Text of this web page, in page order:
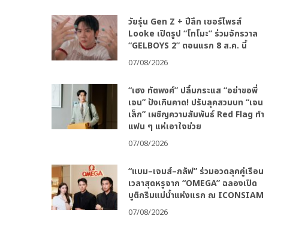
วัยรุ่น Gen Z + ปีลึก เซอร์ไพรส์
Looke เปิดรูป “โทโมะ” ร่วมจักรวาล
“GELBOYS 2” ตอนแรก 8 ส.ค. นี้
07/08/2026
“เฮง ทัตพงศ์” ปลื้มกระแส “อย่าขอพี่
เจน” ปังเกินคาด! ปรับลุคสวมบท “เจน
เล็ก” เผชิญความสัมพันธ์ Red Flag ทำ
แฟน ๆ แห่เอาใจช่วย
07/08/2026
“แบม–เจมส์–กลัฟ” ร่วมอวดลุคคู่เรือน
เวลาสุดหรูจาก “OMEGA” ฉลองเปิด
บูติกริมแม่น้ำแห่งแรก ณ ICONSIAM
07/08/2026